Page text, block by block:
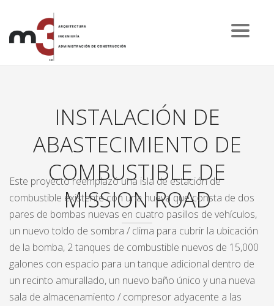
INSTALACIÓN DE
ABASTECIMIENTO DE
COMBUSTIBLE DE
MISSION ROAD
Este proyecto reemplazó una isla de estación de
combustible existente con una nueva que consta de dos
pares de bombas nuevas en cuatro pasillos de vehículos,
un nuevo toldo de sombra / clima para cubrir la ubicación
de la bomba, 2 tanques de combustible nuevos de 15,000
galones con espacio para un tanque adicional dentro de
un recinto amurallado, un nuevo baño único y una nueva
sala de almacenamiento / compresor adyacente a las